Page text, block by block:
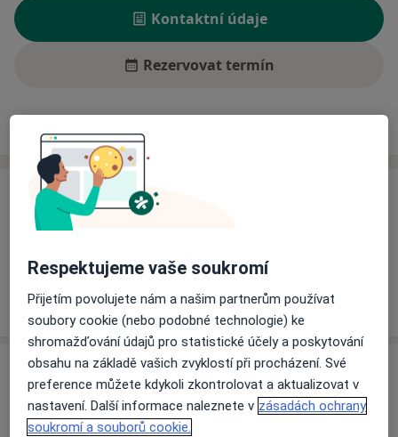
Kontaktní údaje
Rezervovat termín
Ceník
Informace o službách a cenách nejsou k dispozici
svých službách.
Adresa
Klatovská nemocnice, a.s.
Plzeňská 569, Klatovy339 38
Respektujeme vaše soukromí
Přijetím povolujete nám a našim partnerům používat
soubory cookie (nebo podobné technologie) ke
shromažďování údajů pro statistické účely a poskytování
obsahu na základě vašich zvyklostí při procházení. Své
preference můžete kdykoli zkontrolovat a aktualizovat v
nastavení. Další informace naleznete v zásadách ochrany
soukromí a souborů cookie.